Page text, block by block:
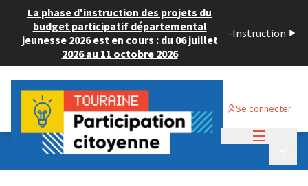
La phase d'instruction des projets du
budget participatif départemental
jeunesse 2026 est en cours : du 06 juillet
2026 au 11 octobre 2026
-Instruction
Se connecter
Budget Participatif JEUNESSE 2024
💡 Consulter les projets déposés